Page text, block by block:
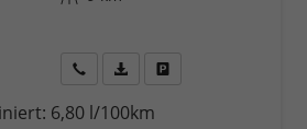
Wir rufen Sie anFahrzeugexposé (PDF)
6,80 l/100km